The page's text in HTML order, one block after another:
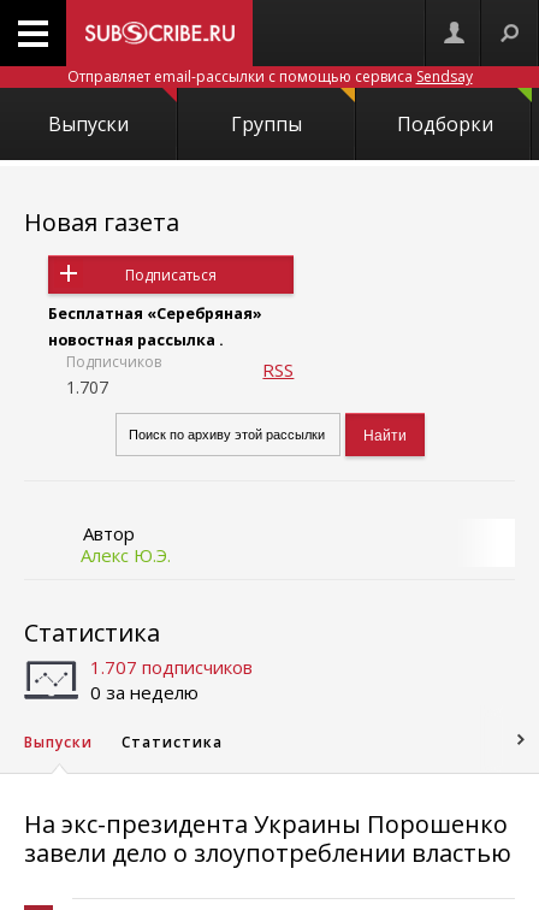
Отправляет email-рассылки с помощью сервиса Sendsay
Выпуски Группы Подборки
Новая газета
Подписаться
Бесплатная «Серебряная»
новостная рассылка .
Подписчиков
1.707
RSS
Автор
Алекс Ю.Э.
Статистика
1.707 подписчиков
0 за неделю
Выпуски Статистика
На экс-президента Украины Порошенко
завели дело о злоупотреблении властью